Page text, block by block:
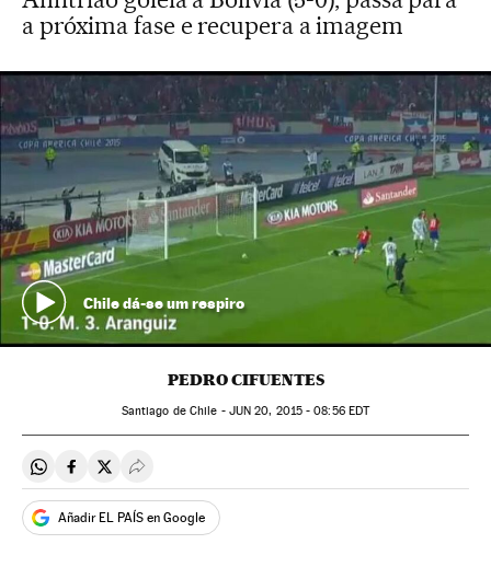
a próxima fase e recupera a imagem
Chile dá-se um respiro
PEDRO CIFUENTES
Santiago de Chile - JUN 20, 2015 - 08:56EDT
Compartir en Whatsapp
Compartir en Facebook
Compartir en Twitter
Desplegar Redes Sociales
Añadir EL PAÍS en Google